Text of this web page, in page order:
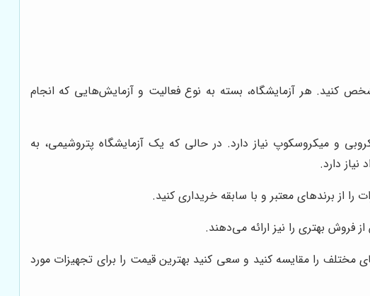
کنید. هر آزمایشگاه، بسته به نوع فعالیت و آزمایش‌هایی که انجام
و میکروسکوپ نیاز دارد. در حالی که یک آزمایشگاه پتروشیمی، به
دارد.
از برندهای معتبر و با سابقه خریداری کنید.
فروش بهتری را نیز ارائه می‌دهند.
را مقایسه کنید و سعی کنید بهترین قیمت را برای تجهیزات مورد